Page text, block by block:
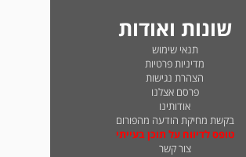
שונות ואודות
תנאי שימוש
מדיניות פרטיות
הצהרת נגישות
פרסם אצלנו
אודותינו
בקשת מחיקת הודעה מהפורום
טופס לדיווח על תוכן בעייתי
צור קשר